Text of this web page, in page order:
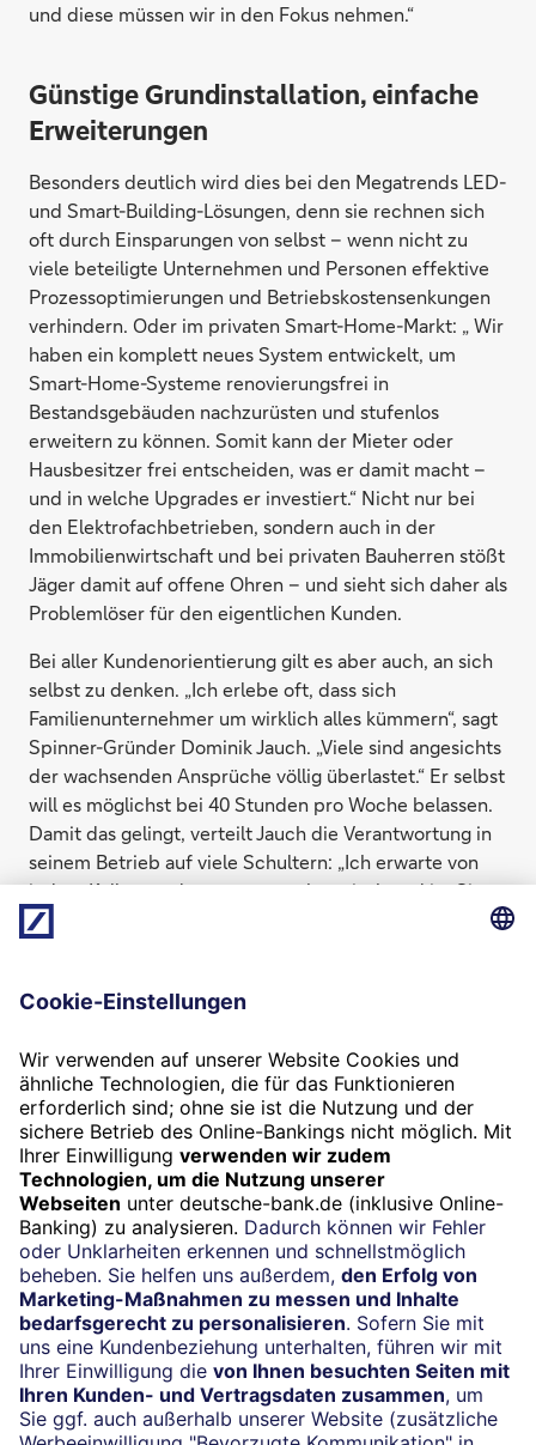
und diese müssen wir in den Fokus nehmen.“
Günstige Grundinstallation, einfache
Erweiterungen
Besonders deutlich wird dies bei den Megatrends LED-
und Smart-Building-Lösungen, denn sie rechnen sich
oft durch Einsparungen von selbst – wenn nicht zu
viele beteiligte Unternehmen und Personen effektive
Prozessoptimierungen und Betriebskostensenkungen
verhindern. Oder im privaten Smart-Home-Markt: „ Wir
haben ein komplett neues System entwickelt, um
Smart-Home-Systeme renovierungsfrei in
Bestandsgebäuden nachzurüsten und stufenlos
erweitern zu können. Somit kann der Mieter oder
Hausbesitzer frei entscheiden, was er damit macht –
und in welche Upgrades er investiert.“ Nicht nur bei
den Elektrofachbetrieben, sondern auch in der
Immobilienwirtschaft und bei privaten Bauherren stößt
Jäger damit auf offene Ohren – und sieht sich daher als
Problemlöser für den eigentlichen Kunden.
Bei aller Kundenorientierung gilt es aber auch, an sich
selbst zu denken. „Ich erlebe oft, dass sich
Familienunternehmer um wirklich alles kümmern“, sagt
Spinner-Gründer Dominik Jauch. „Viele sind angesichts
der wachsenden Ansprüche völlig überlastet.“ Er selbst
will es möglichst bei 40 Stunden pro Woche belassen.
Damit das gelingt, verteilt Jauch die Verantwortung in
seinem Betrieb auf viele Schultern: „Ich erwarte von
jedem Kollegen, dass er unternehmerisch und im Sinne
des Kunden denkt.“ Jauch ist neben dem Hauptjob bei
seinen Service.
Versprechen an die Nutzer müssen eingehalten
werden